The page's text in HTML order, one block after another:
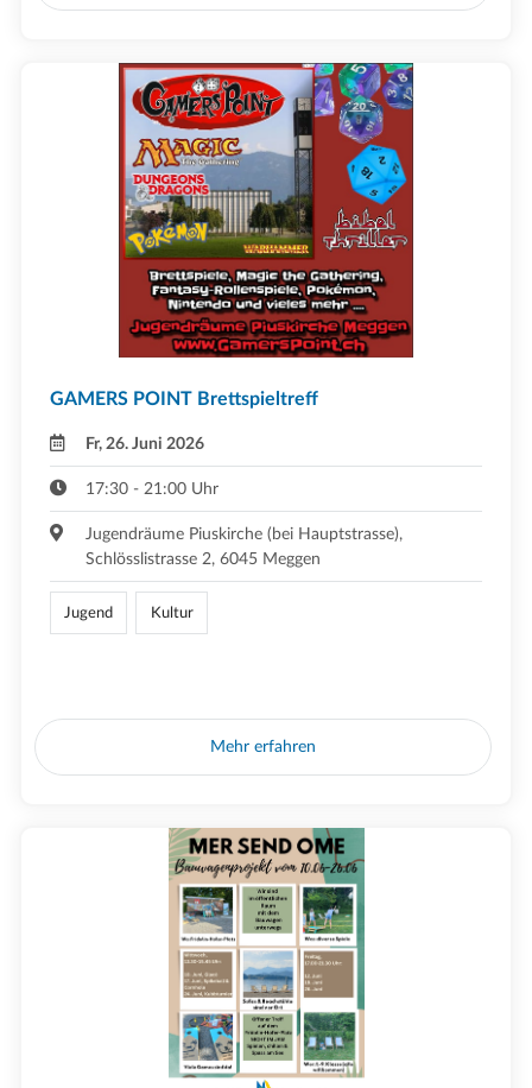
GAMERS POINT Brettspieltreff
Fr, 26. Juni 2026
17:30 - 21:00 Uhr
Jugendräume Piuskirche (bei Hauptstrasse),
Schlösslistrasse 2, 6045 Meggen
Jugend Kultur
Mehr erfahren